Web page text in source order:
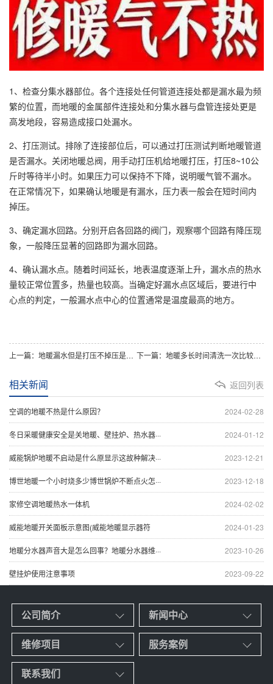
1、检查分集水器部位。各个连接处任何管道连接处都是漏水最为频
繁的位置，而地暖的金属部件连接处和分集水器与盘管连接处更是
高发地段，容易造成接口处漏水。
2、打压测试。排除了连接部位后，可以通过打压测试判断地暖管道
是否漏水。关闭地暖总阀，用手动打压机给地暖打压，打压8~10公
斤时等待半小时。如果压力可以保持不下降，说明暖气管不漏水。
在正常情况下，如果确认地暖是有漏水，压力表一般会在短时间内
掉压。
3、确定漏水回路。分别开启各回路的阀门，观察哪个回路有降压现
象，一般降压显著的回路即为漏水回路。
4、确认漏水点。随着时间延长，地表温度逐渐上升，漏水点的热水
量较正常位置多，热量也较高。当确定好漏水点区域后，要进行中
心点的判定，一般漏水点中心的位置通常是温度最高的地方。
上一篇：地暖漏水但是打压不掉压是怎么回事 下一篇：地暖多长时间清洗一次比较好？地暖清洗的最佳时间
返回列表
相关新闻
2024-02-28
空调的地暖不热是什么原因？
2024-01-12
冬日采暖健康安全是关地暖、壁挂炉、热水器···
2023-12-21
威能锅炉地暖不启动是什么原显示这故种解决···
2023-12-18
博世地暖一个小时烧多少博世锅炉不断点火怎···
2024-02-02
家修空调地暖热水一体机
2024-01-23
威能地暖开关面板示意图(威能地暖显示器符
2023-10-26
地暖分水器声音大是怎么回事？地暖分水器维···
2023-09-22
壁挂炉使用注意事项
公司简介 新闻中心
维修项目 服务案例
联系我们